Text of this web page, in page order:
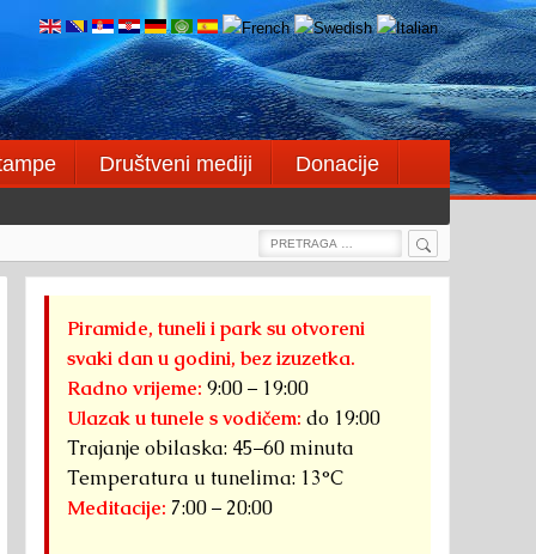
Društveni mediji
Donacije
Search
Search
Piramide, tuneli i park su otvoreni
svaki dan u godini, bez izuzetka.
Radno vrijeme: 9:00 – 19:00
Ulazak u tunele s vodičem: do 19:00
Trajanje obilaska: 45–60 minuta
Temperatura u tunelima: 13°C
Meditacije: 7:00 – 20:00